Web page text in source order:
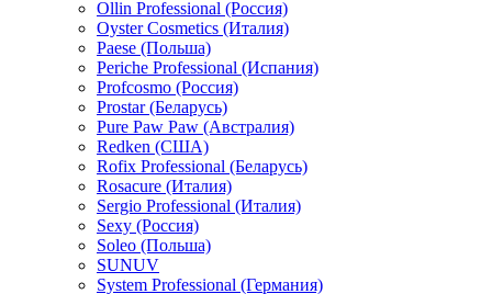
Ollin Professional (Россия)
Oyster Cosmetics (Италия)
Paese (Польша)
Periche Professional (Испания)
Profcosmo (Россия)
Prostar (Беларусь)
Pure Paw Paw (Австралия)
Redken (США)
Rofix Professional (Беларусь)
Rosacure (Италия)
Sergio Professional (Италия)
Sexy (Россия)
Soleo (Польша)
SUNUV
System Professional (Германия)